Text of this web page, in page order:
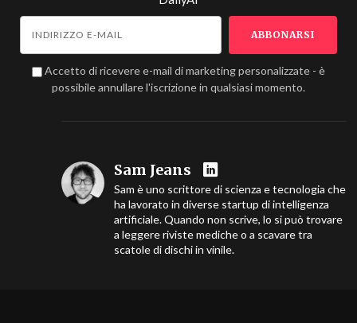
Accetto di ricevere e-mail di marketing personalizzate - è
possibile annullare l'iscrizione in qualsiasi momento.
Sam Jeans
Sam è uno scrittore di scienza e tecnologia che
ha lavorato in diverse startup di intelligenza
artificiale. Quando non scrive, lo si può trovare
a leggere riviste mediche o a scavare tra
scatole di dischi in vinile.